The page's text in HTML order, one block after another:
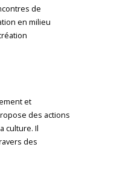
de
en milieu
et
des actions
culture. Il
des